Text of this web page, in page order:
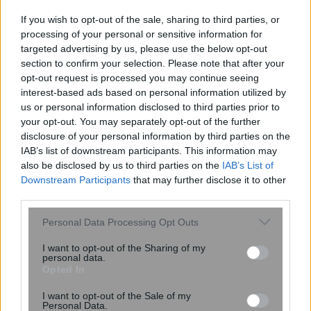
If you wish to opt-out of the sale, sharing to third parties, or
processing of your personal or sensitive information for
targeted advertising by us, please use the below opt-out
section to confirm your selection. Please note that after your
opt-out request is processed you may continue seeing
interest-based ads based on personal information utilized by
us or personal information disclosed to third parties prior to
your opt-out. You may separately opt-out of the further
disclosure of your personal information by third parties on the
IAB’s list of downstream participants. This information may
also be disclosed by us to third parties on the IAB’s List of
Downstream Participants that may further disclose it to other
Please note that this website/app uses one or more Google
not limited to your visit or usage behaviour. You may click to
grant or deny consent to Google and its third-party tags to
consent section.
Personal Data Processing Opt Outs
I want to opt-out of the Sharing of my
personal data.
I want to opt-out of the Sale of my
Personal Data.
Νέα εποχή στη θεραπεία του
καρκίνου του μαστού